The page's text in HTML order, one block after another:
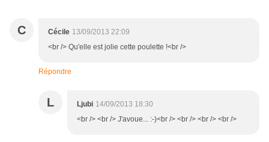
C Cécile 13/09/2013 22:09
<br /> Qu'elle est jolie cette poulette !<br />
Répondre
L Ljubi 14/09/2013 18:30
<br /> <br /> J'avoue... :-)<br /> <br /> <br /> <br />